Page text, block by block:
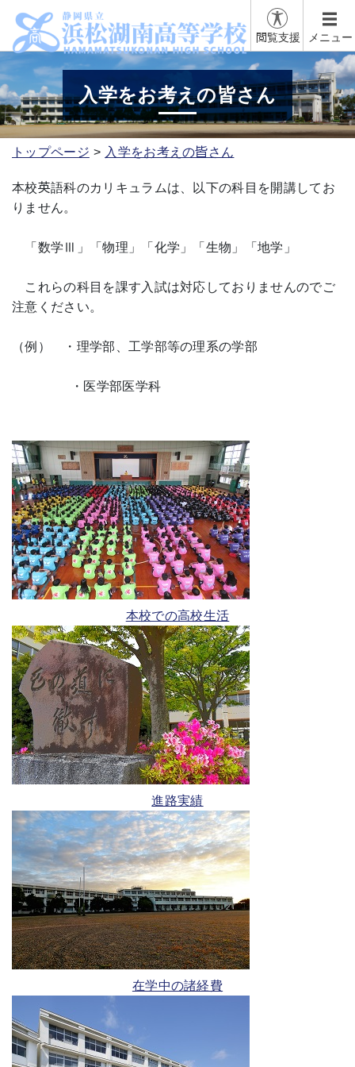
閲覧支援 メニュー
入学をお考えの皆さん
トップページ 入学をお考えの皆さん
本校英語科のカリキュラムは、以下の科目を開講してお
りません。
「数学Ⅲ」「物理」「化学」「生物」「地学」
これらの科目を課す入試は対応しておりませんのでご
注意ください。
（例） ・理学部、工学部等の理系の学部
・医学部医学科
本校での高校生活
進路実績
在学中の諸経費